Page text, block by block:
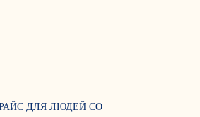
ДЛЯ ЛЮДЕЙ СО